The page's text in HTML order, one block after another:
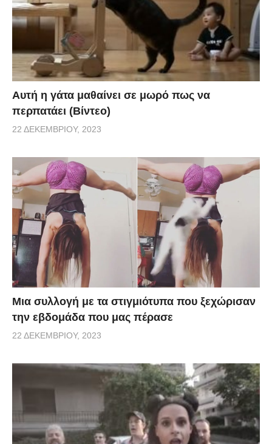
Αυτή η γάτα μαθαίνει σε μωρό πως να
περπατάει (Βίντεο)
22 ΔΕΚΕΜΒΡΊΟΥ, 2023
Μια συλλογή με τα στιγμιότυπα που ξεχώρισαν
την εβδομάδα που μας πέρασε
22 ΔΕΚΕΜΒΡΊΟΥ, 2023